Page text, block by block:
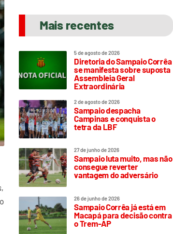
Mais recentes
5 de agosto de 2026
Diretoria do Sampaio Corrêa
se manifesta sobre suposta
Assembleia Geral
Extraordinária
2 de agosto de 2026
Sampaio despacha
Campinas e conquista o
tetra da LBF
27 de junho de 2026
Sampaio luta muito, mas não
consegue reverter
vantagem do adversário
26 de junho de 2026
Sampaio Corrêa já está em
Macapá para decisão contra
o Trem-AP